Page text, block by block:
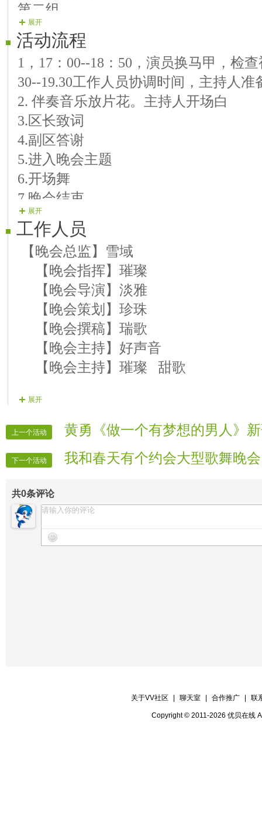
第二组
《06号演员》香奈儿 演奏曲目 《葫
歌 雪山姑娘
《07号演员》长发飘飘 演唱曲目 《爱
《08号演员》行云 演唱曲目 《天下
花》
《09号演员》动感蝴蝶 演唱曲目 《美
《美的不要不要的 》
《10号演员》艳影 演唱曲目 《心上
第三组
《11号演员》夜魅 演唱曲目 《下马
《12号演员》平淡 演唱曲目 《等你
的爱》
《13号演员》水天一色 演唱曲目 《卓
《14号演员》如云 演唱曲目 《半壶
《15号演员》苍狼 演唱曲目 《女神
展开
活动流程
1，17：00--18：50，演员换马甲，检
30--19.30工作人员协调时间，主持人准
2. 伴奏音乐放片花。主持人开场白
3.区长致词
4.副区答谢
5.进入晚会主题
6.开场舞
7.晚会结束
8.主持闭幕词 结束（背景音乐《难忘今
展开
工作人员
【晚会总监】雪域
【晚会指挥】璀璨
【晚会导演】淡雅
【晚会策划】珍珠
【晚会撰稿】瑞歌
【晚会主持】好声音
【晚会主持】璀璨 甜歌
【晚会录像】 VV时报
【晚会报道】 VV时报
【晚会广播】 山那边
【晚会片花】 梦想
【晚会片花】 冰儿
【晚会秩序】 冬雨 心情感 警魂
展开
上一个活动 黄勇《做一个有梦想的男人》
下一个活动 我和春天有个约会大型歌舞晚会
共0条评论
关于VV社区 聊天室 合作推广 联
Copyright © 2011-2026 优贝在线